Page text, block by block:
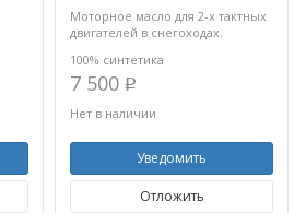
Моторное масло для 2-х тактных
двигателей в снегоходах.
100% синтетика
7 500 p
Нет в наличии
Уведомить
Отложить